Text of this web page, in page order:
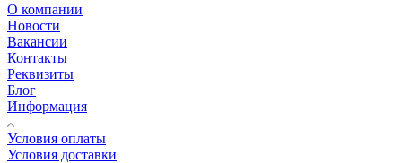
О компании
Новости
Вакансии
Контакты
Реквизиты
Блог
Информация
Условия оплаты
Условия доставки